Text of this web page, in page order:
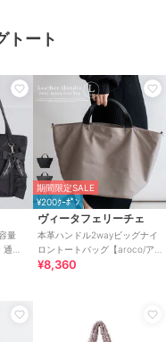
トート
量
学
プ
期間限定SALE
¥200ｸｰﾎﾟﾝ
ヴィータフェリーチェ
本革ハンドル2wayビッグナイ
ロントートバッグ【aroco/ア
ロコ】
¥8,360